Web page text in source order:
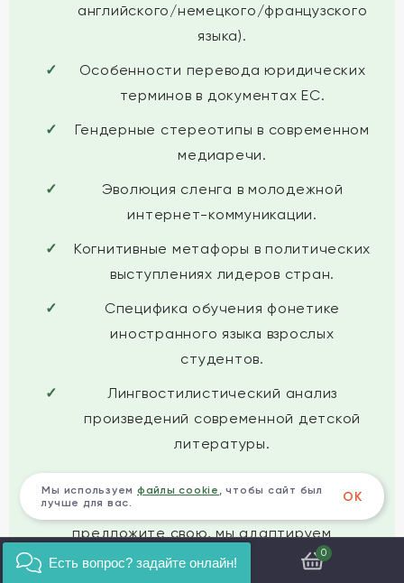
английского/немецкого/французского
языка).
Особенности перевода юридических
терминов в документах ЕС.
Гендерные стереотипы в современном
медиаречи.
Эволюция сленга в молодежной
интернет-коммуникации.
Когнитивные метафоры в политических
выступлениях лидеров стран.
Специфика обучения фонетике
иностранного языка взрослых
студентов.
Лингвостилистический анализ
произведений современной детской
литературы.
Если вы хотите
написание ВКР по
Лингвистика
предложите свою, мы адаптируем
исследование под ваши интересы и
0
Мы используем файлы cookie , чтобы сайт был
лучше для вас.
ОК
Есть вопрос? задайте онлайн!